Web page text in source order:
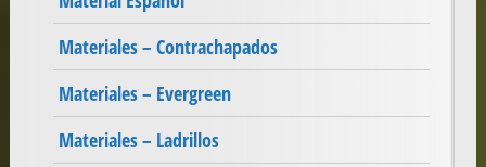
Materiales – Contrachapados
Materiales – Evergreen
Materiales – Ladrillos